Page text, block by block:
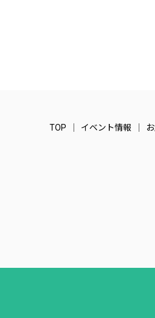
TOP イベント情報